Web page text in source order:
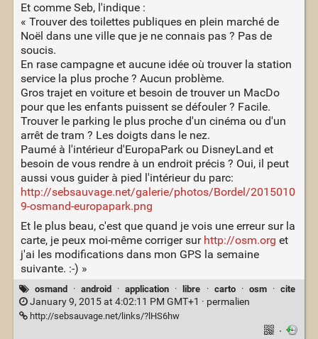
Et comme Seb, l'indique :
« Trouver des toilettes publiques en plein marché de
Noël dans une ville que je ne connais pas ? Pas de
soucis.
En rase campagne et aucune idée où trouver la station
service la plus proche ? Aucun problème.
Gros trajet en voiture et besoin de trouver un MacDo
pour que les enfants puissent se défouler ? Facile.
Trouver le parking le plus proche d'un cinéma ou d'un
arrêt de tram ? Les doigts dans le nez.
Paumé à l'intérieur d'EuropaPark ou DisneyLand et
besoin de vous rendre à un endroit précis ? Oui, il peut
aussi vous guider à pied l'intérieur du parc:
http://sebsauvage.net/galerie/photos/Bordel/2015010
9-osmand-europapark.png
Et le plus beau, c'est que quand je vois une erreur sur la
carte, je peux moi-même corriger sur http://osm.org et
j'ai les modifications dans mon GPS la semaine
suivante. :-) »
osmand · android · application · libre · carto · osm · cite
January 9, 2015 at 4:02:11 PM GMT+1 · permalien
http://sebsauvage.net/links/?lHS6hw
·